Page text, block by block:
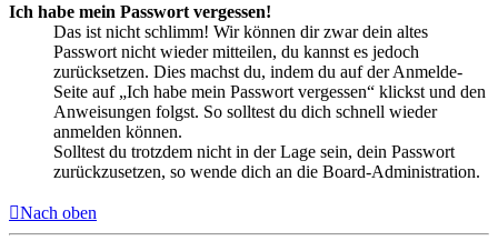
Ich habe mein Passwort vergessen!
Das ist nicht schlimm! Wir können dir zwar dein altes
Passwort nicht wieder mitteilen, du kannst es jedoch
zurücksetzen. Dies machst du, indem du auf der Anmelde-
Seite auf „Ich habe mein Passwort vergessen“ klickst und den
Anweisungen folgst. So solltest du dich schnell wieder
anmelden können.
Solltest du trotzdem nicht in der Lage sein, dein Passwort
zurückzusetzen, so wende dich an die Board-Administration.
Nach oben